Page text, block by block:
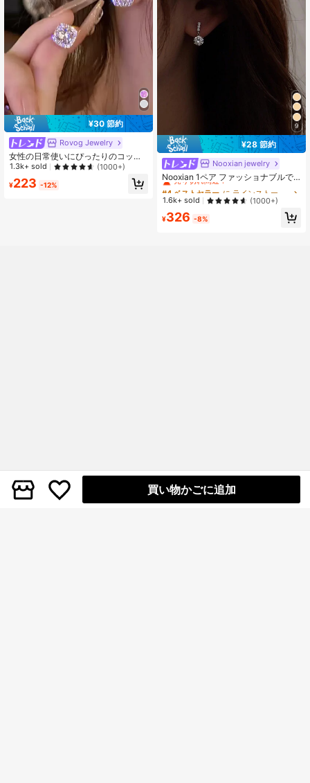
¥30 節約
Rovog Jewelry
女性の日常使いにぴったりのコッパ
ー製ジルコニアイヤリング 1ペア
1.3k+ sold (1000+)
¥223 -12%
9
¥28 節約
Nooxian jewelry
Nooxian 1ペア ファッショナブルで
シンプルなラインストーンあしらい
イヤースタッド、高級で輝くキュー
ビックジルコニアピアス レディース
用
#4 ベストセラー
売り切れ間近！
#4 ベストセラー
売り切れ間近！
#4 ベストセラー
売り切れ間近！
#4 ベストセラー
に ラインストーンドロップ イヤリング
売り切れ間近！
1.6k+ sold (1000+)
¥326 -8%
買い物かごに追加